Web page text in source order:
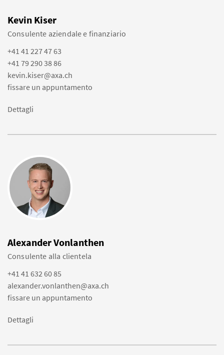
Kevin Kiser
Consulente aziendale e finanziario
+41 41 227 47 63
+41 79 290 38 86
kevin.kiser@axa.ch
fissare un appuntamento
Dettagli
Alexander Vonlanthen
Consulente alla clientela
+41 41 632 60 85
alexander.vonlanthen@axa.ch
fissare un appuntamento
Dettagli